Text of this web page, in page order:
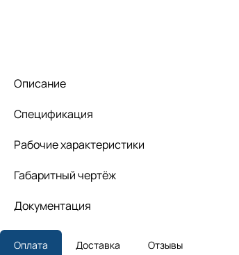
Описание
Спецификация
Рабочие характеристики
Габаритный чертёж
Документация
Оплата Доставка Отзывы